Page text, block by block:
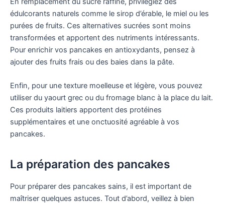
édulcorants naturels comme le sirop d’érable, le miel ou les
purées de fruits. Ces alternatives sucrées sont moins
transformées et apportent des nutriments intéressants.
Pour enrichir vos pancakes en antioxydants, pensez à
ajouter des fruits frais ou des baies dans la pâte.
Enfin, pour une texture moelleuse et légère, vous pouvez
utiliser du yaourt grec ou du fromage blanc à la place du lait.
Ces produits laitiers apportent des protéines
supplémentaires et une onctuosité agréable à vos
pancakes.
La préparation des pancakes
Pour préparer des pancakes sains, il est important de
maîtriser quelques astuces. Tout d’abord, veillez à bien